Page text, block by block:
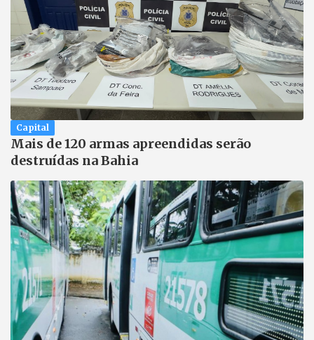
Capital
Mais de 120 armas apreendidas serão
destruídas na Bahia